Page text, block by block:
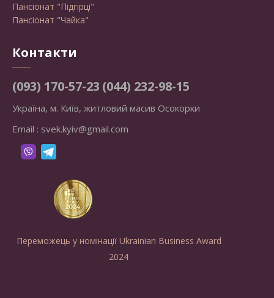
Пансіонат "Підгірці"
Пансіонат "Чайка"
Контакти
(093) 170-57-23 (044) 232-98-15
Україна, м. Київ, житловий масив Осокорки
Email : svek.kyiv@gmail.com
Переможець у номінації Ukrainian Business Award
2024